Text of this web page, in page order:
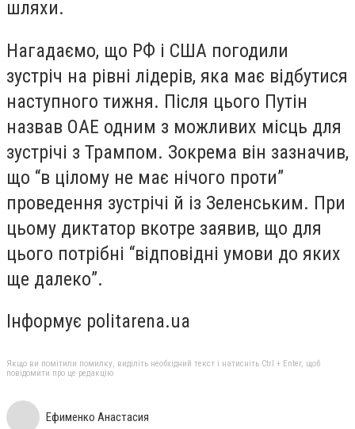
шляхи.
Нагадаємо, що РФ і США погодили
зустріч на рівні лідерів, яка має відбутися
наступного тижня. Після цього Путін
назвав ОАЕ одним з можливих місць для
зустрічі з Трампом. Зокрема він зазначив,
що “в цілому не має нічого проти”
проведення зустрічі й із Зеленським. При
цьому диктатор вкотре заявив, що для
цього потрібні “відповідні умови до яких
ще далеко”.
Інформує politarena.ua
Якщо ви помітили помилку, виділіть необхідний текст і натисніть Ctrl + Enter, щоб
повідомити про це редакцію
Ефименко Анастасия